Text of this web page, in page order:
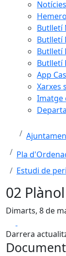
Notícies
Butlletí
Butlletí
Butlletí
Butlletí
App
Xarxes
Imatge
Pla
Estudi de
02
Dimarts, 8 de
Darrera